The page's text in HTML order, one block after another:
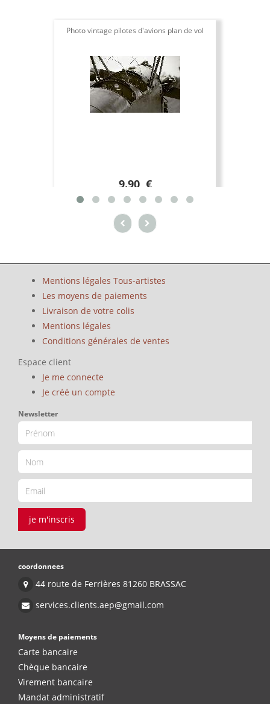
Photo vintage pilotes d'avions plan de vol
9.90 €
Mentions légales Tous-artistes
Les moyens de paiements
Livraison de votre colis
Mentions légales
Conditions générales de ventes
Espace client
Je me connecte
Je créé un compte
Newsletter
je m'inscris
coordonnees
44 route de Ferrières 81260 BRASSAC
services.clients.aep@gmail.com
Moyens de paiements
Carte bancaire
Chèque bancaire
Virement bancaire
Mandat administratif